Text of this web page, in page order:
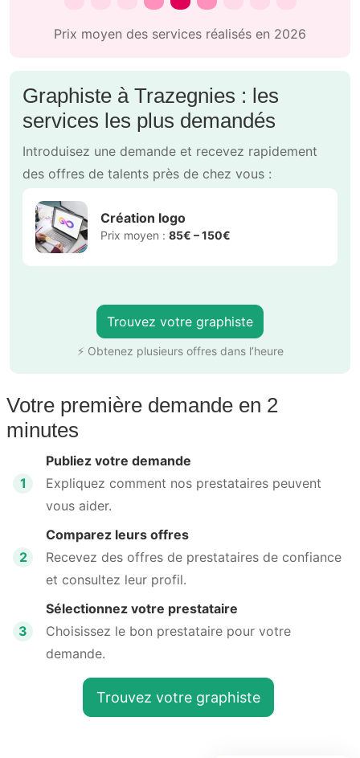
Prix moyen des services réalisés en 2026
Graphiste à Trazegnies : les
services les plus demandés
Introduisez une demande et recevez rapidement
des offres de talents près de chez vous :
Création logo
Prix moyen : 85€ – 150€
Trouvez votre graphiste
⚡ Obtenez plusieurs offres dans l’heure
Votre première demande en 2
minutes
1
Publiez votre demande
Expliquez comment nos prestataires peuvent
vous aider.
2
Comparez leurs offres
Recevez des offres de prestataires de confiance
et consultez leur profil.
3
Sélectionnez votre prestataire
Choisissez le bon prestataire pour votre
demande.
Trouvez votre graphiste